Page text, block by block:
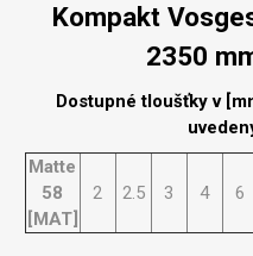
Kompakt
2350
Dostupné tloušťky v
Matte
58
[MAT]
2 2.5 3 4 6